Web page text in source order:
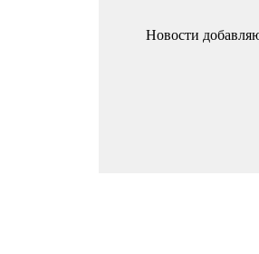
Новости